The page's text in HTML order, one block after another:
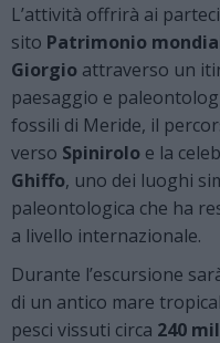
L’attività offrirà ai
sito Patrimonio
Giorgio attraverso un
paesaggio e
fossili di Meride, il
verso Spinirolo e la
Ghiffo, uno dei luoghi
paleontologica che ha
a livello internazionale.
Durante l’escursione
di un antico mare
pesci vissuti circa 240